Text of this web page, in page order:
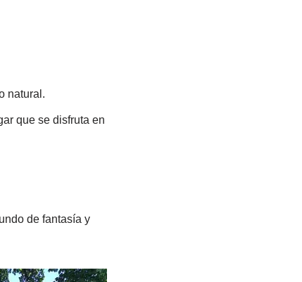
natural.
que se disfruta en
de fantasía y